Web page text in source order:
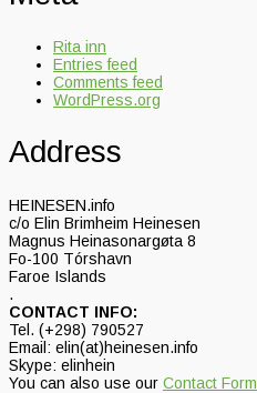
Rita inn
Entries feed
Comments feed
WordPress.org
Address
HEINESEN.info
c/o Elin Brimheim Heinesen
Magnus Heinasonargøta 8
Fo-100 Tórshavn
Faroe Islands
.
CONTACT INFO:
Tel. (+298) 790527
Email: elin(at)heinesen.info
Skype: elinhein
You can also use our Contact Form